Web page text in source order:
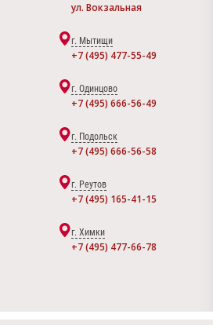
ул. Вокзальная
г. Мытищи
+7 (495) 477-55-49
г. Одинцово
+7 (495) 666-56-49
г. Подольск
+7 (495) 666-56-58
г. Реутов
+7 (495) 165-41-15
г. Химки
+7 (495) 477-66-78